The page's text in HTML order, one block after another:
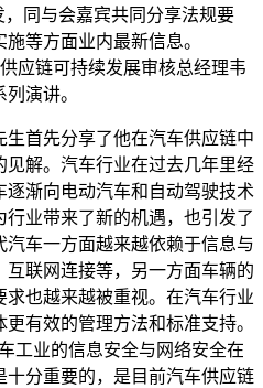
同与会嘉宾共同分享法规要
等方面业内最新信息。
应链可持续发展审核总经理韦
演讲。
首先分享了他在汽车供应链中
解。汽车行业在过去几年里经
渐向电动汽车和自动驾驶技术
业带来了新的机遇，也引发了
车一方面越来越依赖于信息与
联网连接等，另一方面车辆的
也越来越被重视。在汽车行业
有效的管理方法和标准支持。
工业的信息安全与网络安全在
分重要的，是目前汽车供应链